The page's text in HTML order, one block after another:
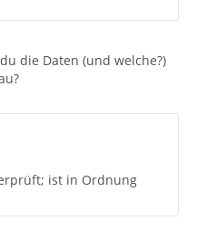
die Daten (und welche?)
ist in Ordnung